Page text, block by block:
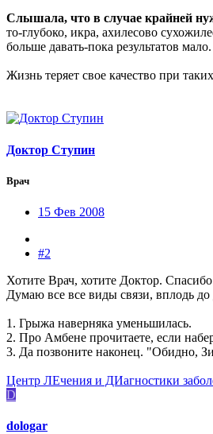
Слышала, что в случае крайней
то-глубоко, икра, ахилесово
больше давать-пока результатов
Жизнь теряет свое качество при
Доктор Ступин
Врач
15 Фев 2008
#2
Хотите Врач, хотите Доктор.
Думаю все все виды связи, вплодь
1. Грыжа наверняка уменьшилась.
2. Про Амбене прочитаете, если
3. Да позвоните наконец. "Обидно,
Центр ЛЕчения и ДИагностики
D
dologar